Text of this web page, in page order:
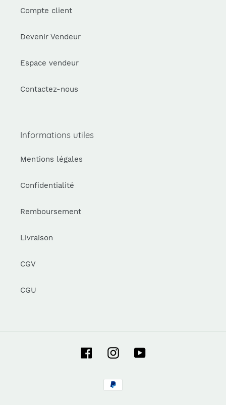
Compte client
Devenir Vendeur
Espace vendeur
Contactez-nous
Informations utiles
Mentions légales
Confidentialité
Remboursement
Livraison
CGV
CGU
FacebookInstagramYouTube
Moyens
de